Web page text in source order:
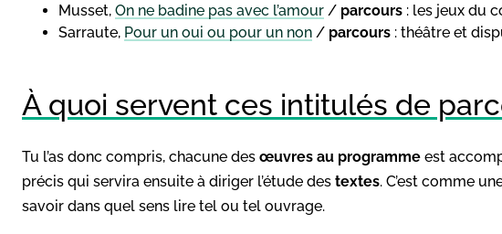
Musset, On ne badine pas avec l’amour / parcours : les jeux du
Sarraute, Pour un oui ou pour un non / parcours : théâtre et
À quoi servent ces intitulés de
Tu l’as donc compris, chacune des œuvres au programme est
précis qui servira ensuite à diriger l’étude des textes. C’est comme
savoir dans quel sens lire tel ou tel ouvrage.